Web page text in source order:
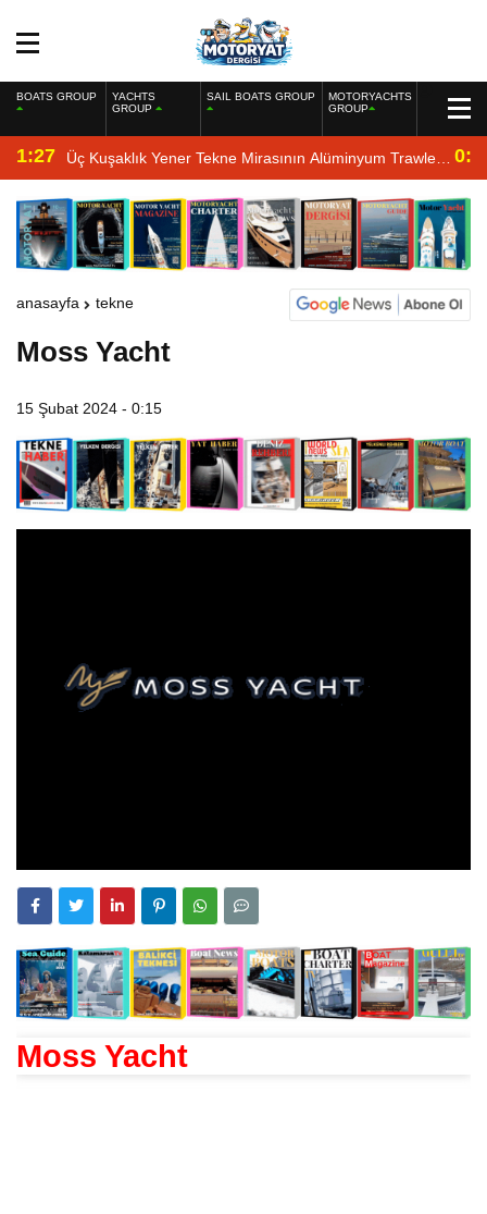
BOATS GROUP
YACHTS
GROUP
SAIL BOATS GROUP
MOTORYACHTS
GROUP
1:27 Üç Kuşaklık Yener Tekne Mirasının Alüminyum Trawler
Yorumu
anasayfa tekne
Moss Yacht
15 Şubat 2024 - 0:15
Moss Yacht